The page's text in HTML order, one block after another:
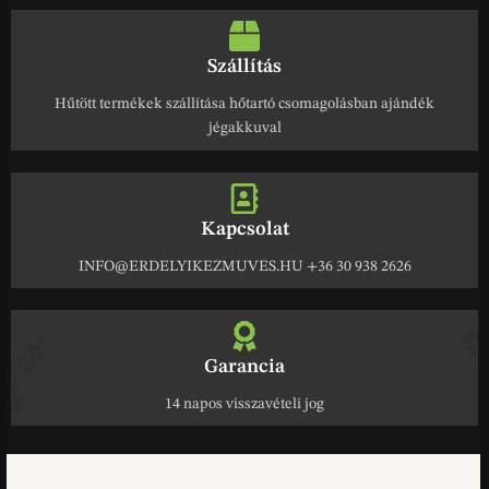
Szállítás
Hűtött termékek szállítása hőtartó csomagolásban ajándék
jégakkuval
Kapcsolat
INFO@ERDELYIKEZMUVES.HU +36 30 938 2626
Garancia
14 napos visszavételi jog